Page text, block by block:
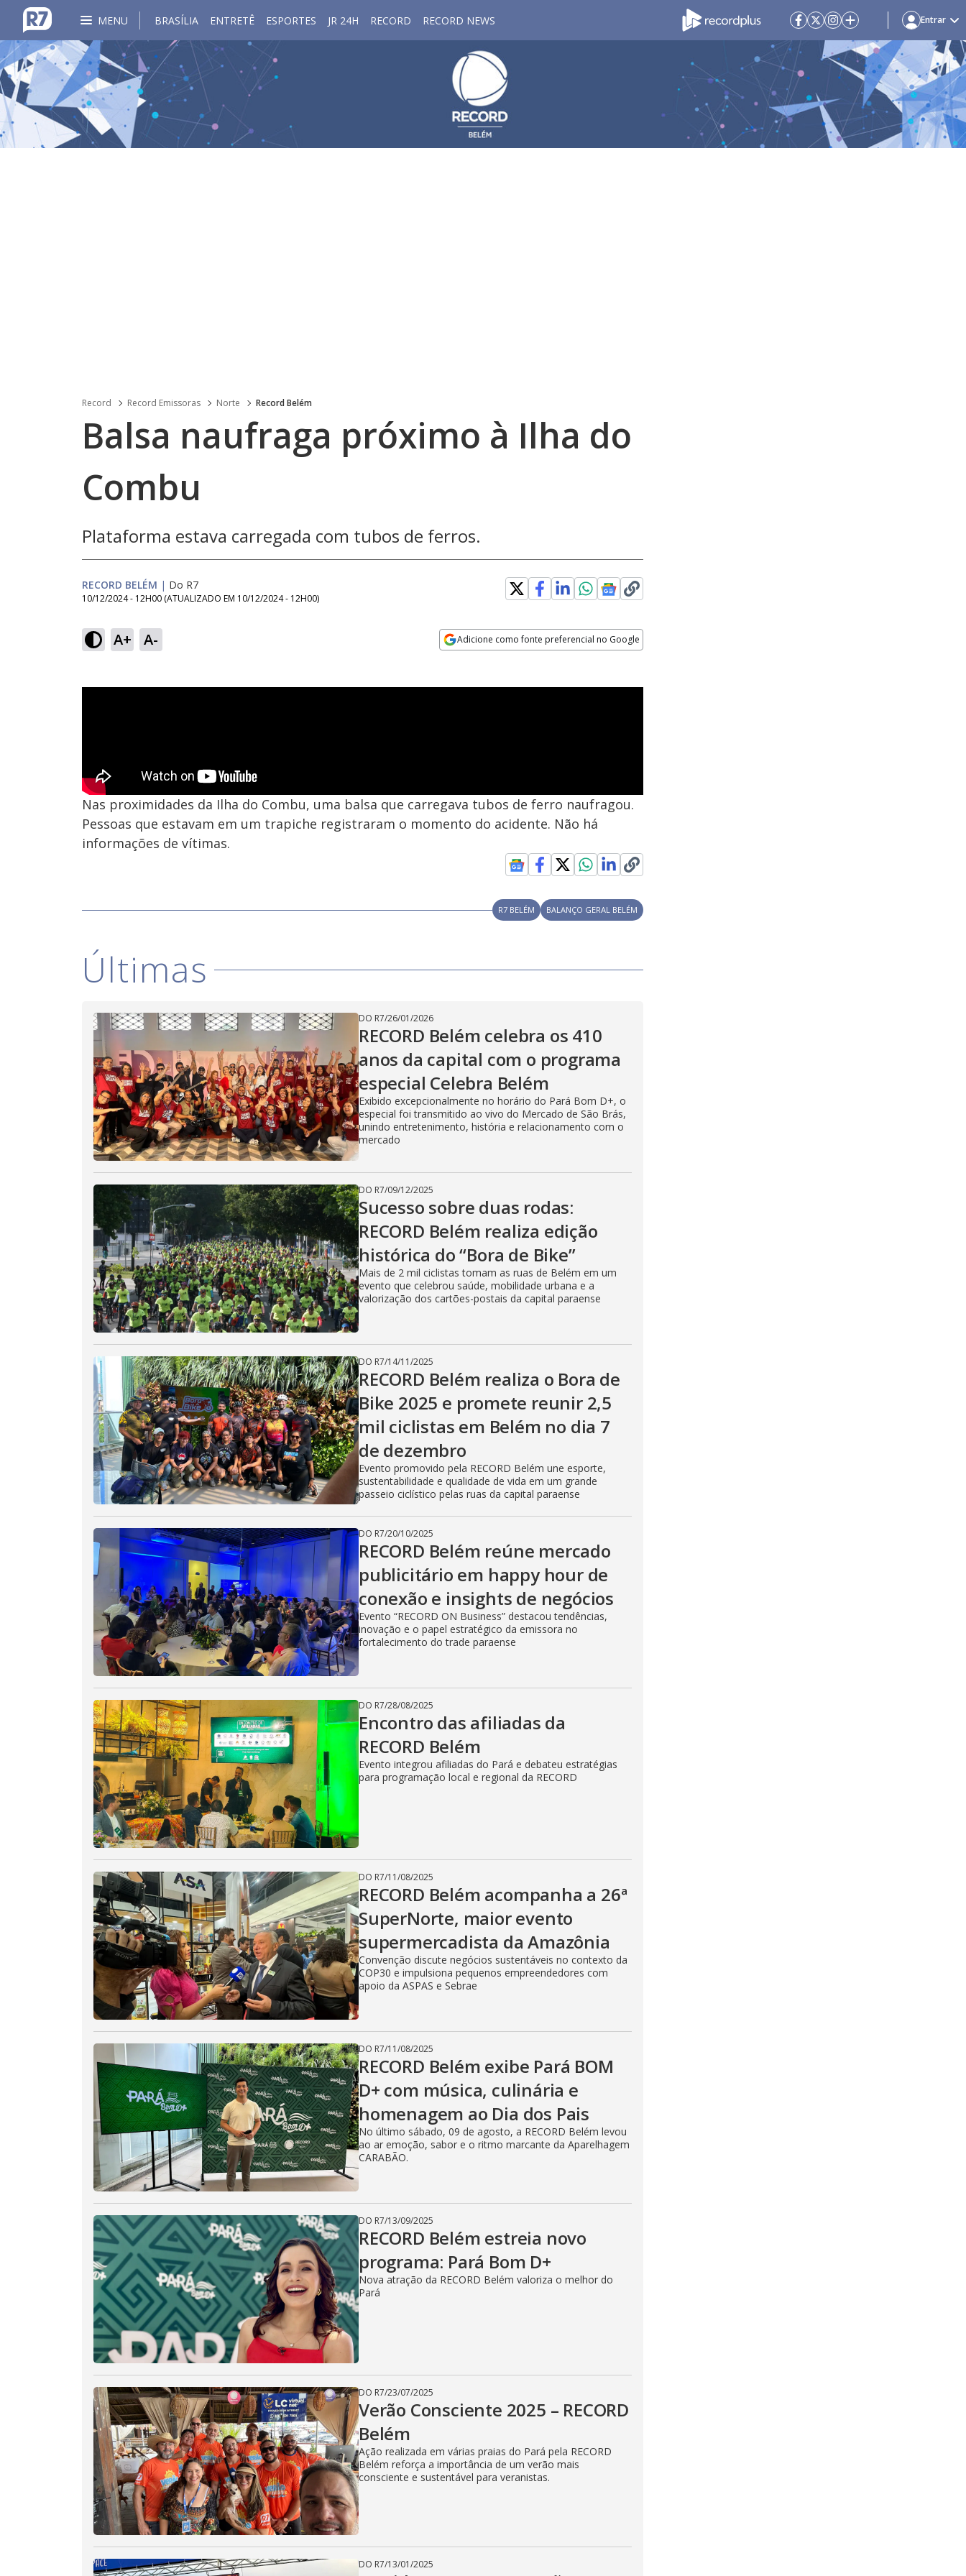
MENU BRASÍLIA ENTRETÊ ESPORTES JR 24H RECORD RECORD NEWS Entrar
Record Record Emissoras Norte Record Belém
Balsa naufraga próximo à Ilha do
Combu
Plataforma estava carregada com tubos de ferros.
RECORD BELÉM | Do R7
10/12/2024 - 12H00 (ATUALIZADO EM 10/12/2024 - 12H00)
A+ A- Adicione como fonte preferencial no Google
Nas proximidades da Ilha do Combu, uma balsa que carregava tubos de ferro naufragou.
Pessoas que estavam em um trapiche registraram o momento do acidente. Não há
informações de vítimas.
R7 BELÉM BALANÇO GERAL BELÉM
Últimas
DO R7/26/01/2026
RECORD Belém celebra os 410
anos da capital com o programa
especial Celebra Belém
Exibido excepcionalmente no horário do Pará Bom D+, o
especial foi transmitido ao vivo do Mercado de São Brás,
unindo entretenimento, história e relacionamento com o
mercado
DO R7/09/12/2025
Sucesso sobre duas rodas:
RECORD Belém realiza edição
histórica do “Bora de Bike”
Mais de 2 mil ciclistas tomam as ruas de Belém em um
evento que celebrou saúde, mobilidade urbana e a
valorização dos cartões-postais da capital paraense
DO R7/14/11/2025
RECORD Belém realiza o Bora de
Bike 2025 e promete reunir 2,5
mil ciclistas em Belém no dia 7
de dezembro
Evento promovido pela RECORD Belém une esporte,
sustentabilidade e qualidade de vida em um grande
passeio ciclístico pelas ruas da capital paraense
DO R7/20/10/2025
RECORD Belém reúne mercado
publicitário em happy hour de
conexão e insights de negócios
Evento “RECORD ON Business” destacou tendências,
inovação e o papel estratégico da emissora no
fortalecimento do trade paraense
DO R7/28/08/2025
Encontro das afiliadas da
RECORD Belém
Evento integrou afiliadas do Pará e debateu estratégias
para programação local e regional da RECORD
DO R7/11/08/2025
RECORD Belém acompanha a 26ª
SuperNorte, maior evento
supermercadista da Amazônia
Convenção discute negócios sustentáveis no contexto da
COP30 e impulsiona pequenos empreendedores com
apoio da ASPAS e Sebrae
DO R7/11/08/2025
RECORD Belém exibe Pará BOM
D+ com música, culinária e
homenagem ao Dia dos Pais
No último sábado, 09 de agosto, a RECORD Belém levou
ao ar emoção, sabor e o ritmo marcante da Aparelhagem
CARABÃO.
DO R7/13/09/2025
RECORD Belém estreia novo
programa: Pará Bom D+
Nova atração da RECORD Belém valoriza o melhor do
Pará
DO R7/23/07/2025
Verão Consciente 2025 – RECORD
Belém
Ação realizada em várias praias do Pará pela RECORD
Belém reforça a importância de um verão mais
consciente e sustentável para veranistas.
DO R7/13/01/2025